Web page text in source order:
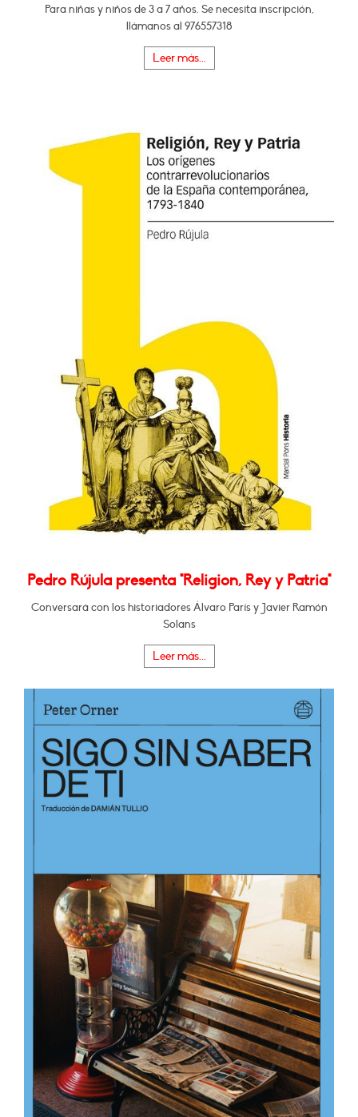
Para niñas y niños de 3 a 7 años. Se necesita inscripción,
llámanos al 976557318
Leer más...
Pedro Rújula presenta "Religion, Rey y Patria"
Conversará con los historiadores Álvaro París y Javier Ramón
Solans
Leer más...